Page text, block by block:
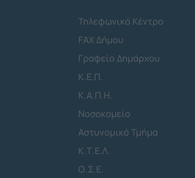
Τηλεφωνικό Κέντρο
FAX Δήμου
Γραφείο Δημάρχου
Κ.Ε.Π.
Κ.Α.Π.Η.
Νοσοκομείο
Αστυνομικό Τμήμα
Κ.Τ.Ε.Λ.
Ο.Σ.Ε.